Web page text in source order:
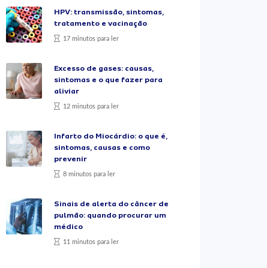
HPV: transmissão, sintomas,
tratamento e vacinação
17 minutos para ler
Excesso de gases: causas,
sintomas e o que fazer para
aliviar
12 minutos para ler
Infarto do Miocárdio: o que é,
sintomas, causas e como
prevenir
8 minutos para ler
Sinais de alerta do câncer de
pulmão: quando procurar um
médico
11 minutos para ler